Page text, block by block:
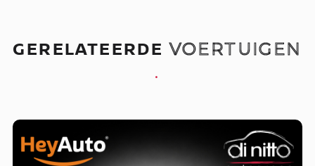
GERELATEERDEVOERTUIGEN
.